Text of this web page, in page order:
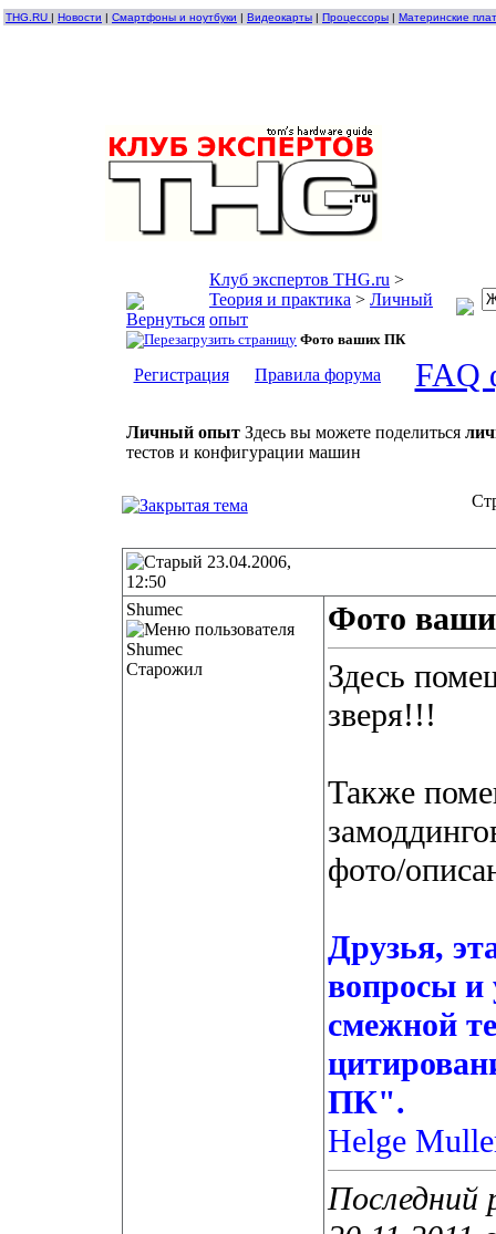
THG.RU | Новости | Смартфоны и ноутбуки | Видеокарты | Процессоры | Материнские
Клуб экспертов THG.ru >
Теория и практика > Личный
опыт
Фото ваших ПК
Регистрация Правила форума FAQ
Личный опыт Здесь вы можете поделиться
тестов и конфигурации машин
23.04.2006,
12:50
Shumec
Старожил
Фото
Здесь
зверя!!!
Также
фото/
Друзья,
вопросы и
смежной
ПК".
Helge
Последний